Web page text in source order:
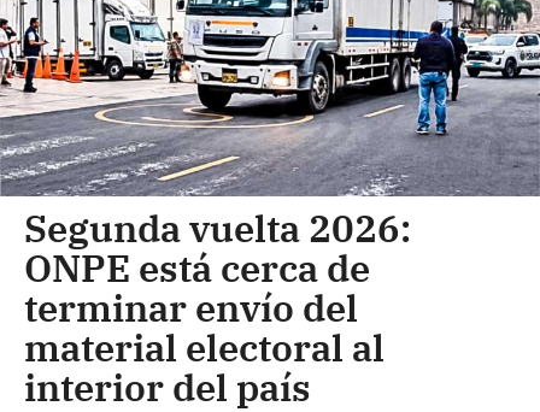
Segunda vuelta 2026:
ONPE está cerca de
terminar envío del
material electoral al
interior del país